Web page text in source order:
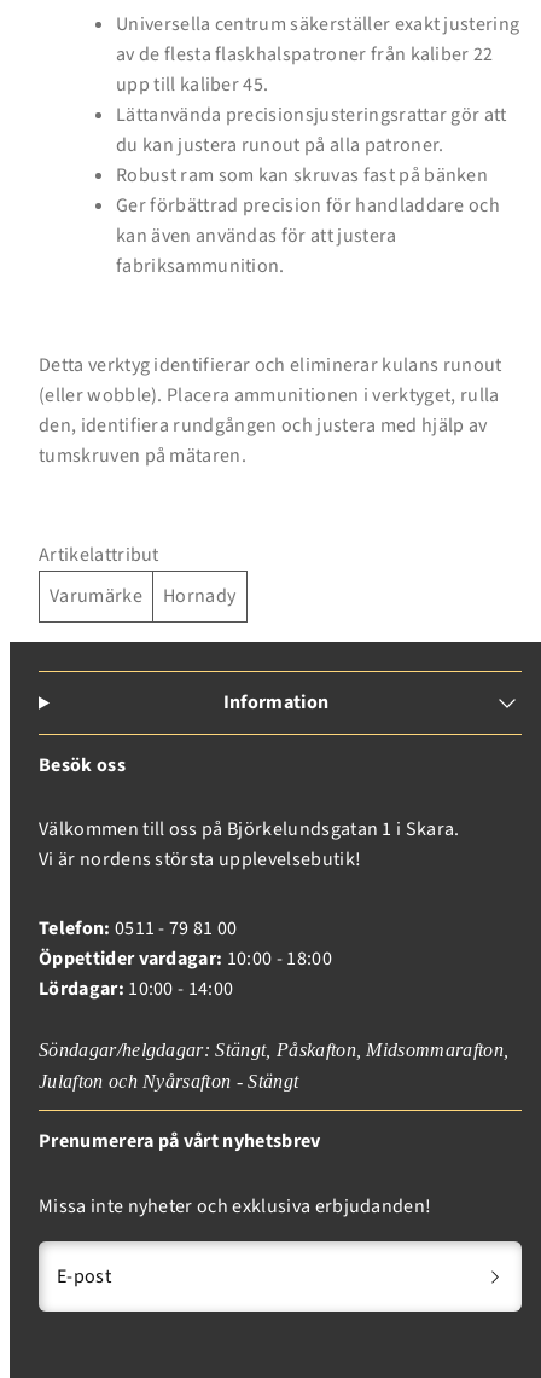
Concentricity
Load
Concentricity
Tool
Universella centrum säkerställer exakt justering
av de flesta flaskhalspatroner från kaliber 22
upp till kaliber 45.
Lättanvända precisionsjusteringsrattar gör att
du kan justera runout på alla patroner.
Robust ram som kan skruvas fast på bänken
Ger förbättrad precision för handladdare och
kan även användas för att justera
fabriksammunition.
Detta verktyg identifierar och eliminerar kulans runout
(eller wobble). Placera ammunitionen i verktyget, rulla
den, identifiera rundgången och justera med hjälp av
tumskruven på mätaren.
Artikelattribut
Varumärke
Hornady
Information
Besök oss
Välkommen till oss på Björkelundsgatan 1 i Skara.
Vi är nordens största upplevelsebutik!
Telefon: 0511 - 79 81 00
Öppettider vardagar: 10:00 - 18:00
Lördagar: 10:00 - 14:00
Söndagar/helgdagar: Stängt, Påskafton, Midsommarafton,
Julafton och Nyårsafton - Stängt
Prenumerera på vårt nyhetsbrev
Missa inte nyheter och exklusiva erbjudanden!
E-post
Inloggning krävs
Logga in på ditt konto för att lägga till produkter i
din önskelista och se dina tidigare sparade artiklar.